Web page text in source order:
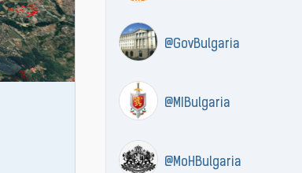
@GovBulgaria
@MIBulgaria
@MoHBulgaria